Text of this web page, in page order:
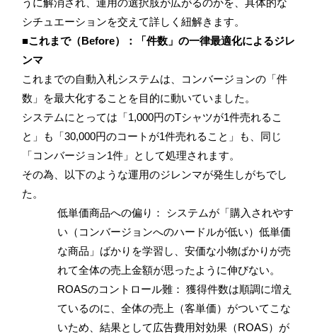
シチュエーションを交えて詳しく紐解きます。
■これまで（Before）：「件数」の一律最適化によるジレ
ンマ
これまでの自動入札システムは、コンバージョンの「件
数」を最大化することを目的に動いていました。
システムにとっては「1,000円のTシャツが1件売れるこ
と」も「30,000円のコートが1件売れること」も、同じ
「コンバージョン1件」として処理されます。
その為、以下のような運用のジレンマが発生しがちでし
た。
低単価商品への偏り： システムが「購入されやす
い（コンバージョンへのハードルが低い）低単価
な商品」ばかりを学習し、安価な小物ばかりが売
れて全体の売上金額が思ったように伸びない。
ROASのコントロール難： 獲得件数は順調に増え
ているのに、全体の売上（客単価）がついてこな
いため、結果として広告費用対効果（ROAS）が